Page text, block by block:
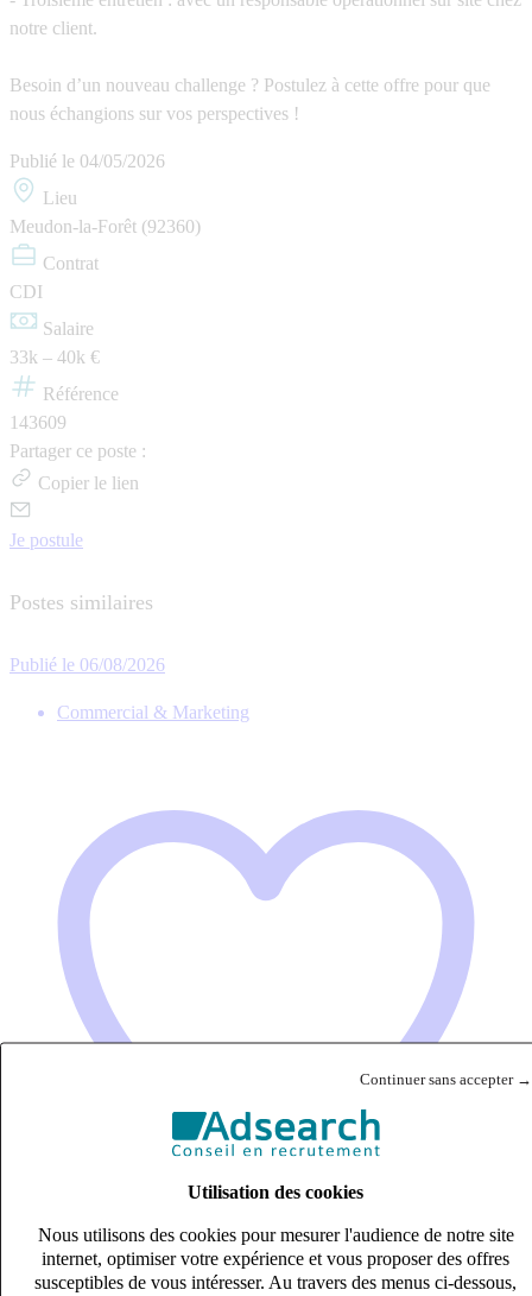
Continuer sans accepter →
Utilisation des cookies
Nous utilisons des cookies pour mesurer l'audience de notre site
internet, optimiser votre expérience et vous proposer des offres
susceptibles de vous intéresser. Au travers des menus ci-dessous,
notre client.
Besoin d’un nouveau challenge ? Postulez à cette offre pour que
nous échangions sur vos perspectives !
Publié le 04/05/2026
Lieu
Meudon-la-Forêt (92360)
Contrat
CDI
Salaire
33k – 40k €
Référence
143609
Partager ce poste :
Copier le lien
Je postule
Postes similaires
Publié le 06/08/2026
Commercial & Marketing
Ingénieur Commercial – Solutions Electroniques(H/F)